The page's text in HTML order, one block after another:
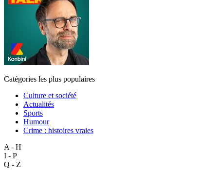
Catégories les plus populaires
Culture et société
Actualités
Sports
Humour
Crime : histoires vraies
A - H
I - P
Q - Z